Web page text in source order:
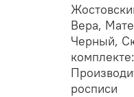
Вера,
Черный,
росписи